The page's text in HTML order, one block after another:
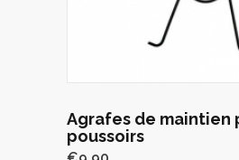
Agrafes de maintien
poussoirs